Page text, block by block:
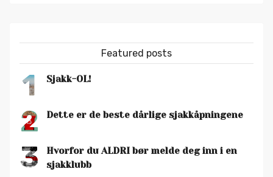
Featured posts
1 Sjakk-OL!
2 Dette er de beste dårlige sjakkåpningene
3
Hvorfor du ALDRI bør melde deg inn i en
sjakklubb